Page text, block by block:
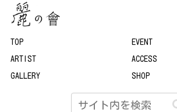
TOP EVENT
ARTIST ACCESS
GALLERY SHOP